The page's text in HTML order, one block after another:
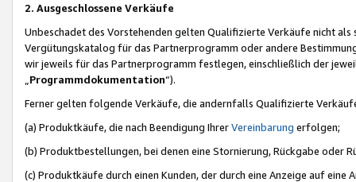
2. Ausgeschlossene Verkäufe
Unbeschadet des Vorstehenden gelten Qualifizierte Verkäufe nicht
Vergütungskatalog für das Partnerprogramm oder andere
wir jeweils für das Partnerprogramm festlegen, einschließlich der
Programmdokumentation“).
Ferner gelten folgende Verkäufe, die andernfalls Qualifizierte
(a) Produktkäufe, die nach Beendigung IhrerVereinbarung erfolgen;
(b) Produktbestellungen, bei denen eine Stornierung, Rückgabe oder
(c) Produktkäufe durch einen Kunden, der durch eine Anzeige auf